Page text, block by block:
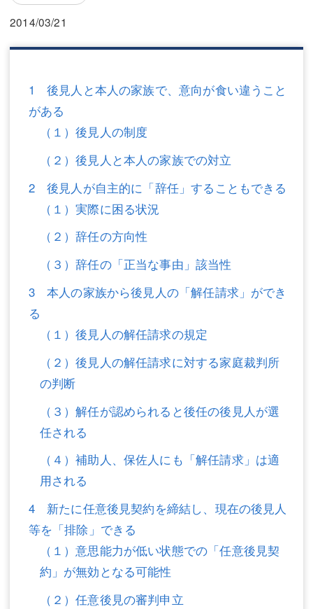
相続・遺言
離婚（夫婦間トラブル）
企業法務
労働問題（解雇，残業等）
商業登記
調査・書面作成
債務整理
アクセス
東京事務所 (新宿・四谷)
埼玉事務所 (さいたま市)
川口事務所（埼玉県川口市）
離婚（夫婦間トラブル）
企業法務
労働問題（解雇，残業等）
刑事弁護
調査・書面作成
債務整理
マスコミ取材・実績
東京事務所 (新宿・四谷)
埼玉事務所 (さいたま市)
川口事務所（埼玉県川口市）
お問い合せフォーム
2014/03/21
1 後見人と本人の家族で、意向が食い違うこと
がある
（１）後見人の制度
（２）後見人と本人の家族での対立
2 後見人が自主的に「辞任」することもできる
（１）実際に困る状況
（２）辞任の方向性
（３）辞任の「正当な事由」該当性
3 本人の家族から後見人の「解任請求」ができ
る
（１）後見人の解任請求の規定
（２）後見人の解任請求に対する家庭裁判所
の判断
（３）解任が認められると後任の後見人が選
任される
（４）補助人、保佐人にも「解任請求」は適
用される
4 新たに任意後見契約を締結し、現在の後見人
等を「排除」できる
（１）意思能力が低い状態での「任意後見契
約」が無効となる可能性
（２）任意後見の審判申立